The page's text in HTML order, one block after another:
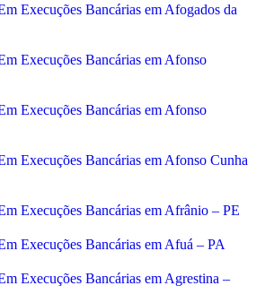
Execuções Bancárias em Afogados da
Execuções Bancárias em Afonso
Execuções Bancárias em Afonso
Execuções Bancárias em Afonso Cunha
Execuções Bancárias em Afrânio – PE
Execuções Bancárias em Afuá – PA
Execuções Bancárias em Agrestina –